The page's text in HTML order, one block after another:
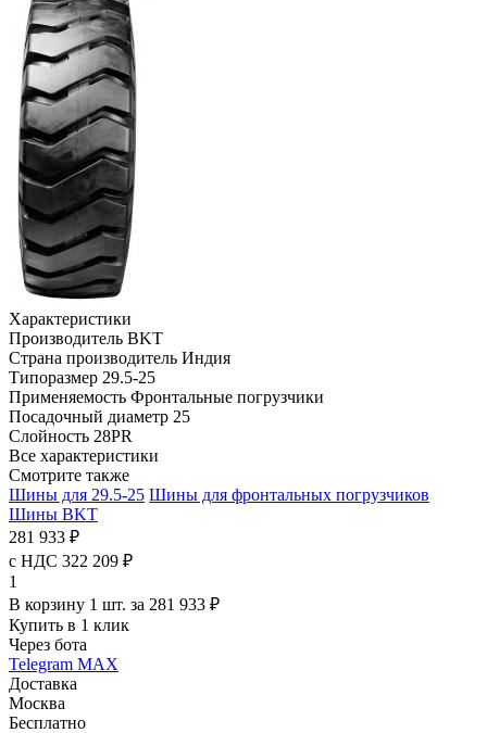
Характеристики
Производитель BKT
Страна производитель Индия
Типоразмер 29.5-25
Применяемость Фронтальные погрузчики
Посадочный диаметр 25
Слойность 28PR
Все характеристики
Смотрите также
Шины для 29.5-25 Шины для фронтальных погрузчиков
Шины BKT
281 933 ₽
с НДС 322 209 ₽
1
В корзину 1 шт. за 281 933 ₽
Купить в 1 клик
Через бота
Telegram MAX
Доставка
Москва
Бесплатно